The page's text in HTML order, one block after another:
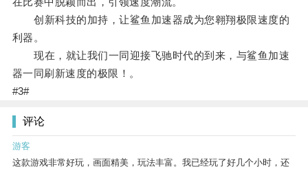
创新科技的加持，让鲨鱼加速器成为您翱翔极限速度的
利器。
现在，就让我们一同迎接飞驰时代的到来，与鲨鱼加速
器一同刷新速度的极限！。
#3#
评论
游客
这款游戏非常好玩，画面精美，玩法丰富。我已经玩了好几个小时，还